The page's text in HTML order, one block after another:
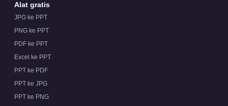
Alat gratis
JPG ke PPT
PNG ke PPT
PDF ke PPT
Excel ke PPT
PPT ke PDF
PPT ke JPG
PPT ke PNG